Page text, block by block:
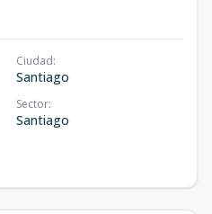
Ciudad:
Santiago
Sector:
Santiago